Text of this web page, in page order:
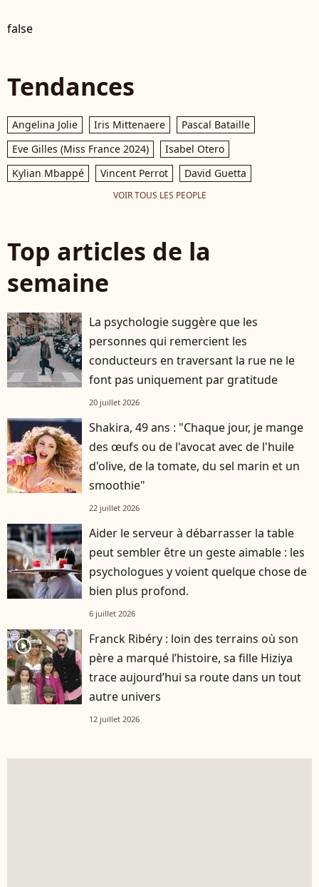
false
Tendances
Angelina Jolie Iris Mittenaere
Pascal Bataille
Eve Gilles (Miss France 2024)
Isabel Otero
Kylian Mbappé
Vincent Perrot David Guetta
VOIR TOUS LES PEOPLE
Top articles de la
semaine
La psychologie suggère que les
personnes qui remercient les
conducteurs en traversant la rue ne le
font pas uniquement par gratitude
20 juillet 2026
Shakira, 49 ans : "Chaque jour, je mange
des œufs ou de l'avocat avec de l'huile
d'olive, de la tomate, du sel marin et un
smoothie"
22 juillet 2026
Aider le serveur à débarrasser la table
peut sembler être un geste aimable : les
psychologues y voient quelque chose de
bien plus profond.
6 juillet 2026
player2
Franck Ribéry : loin des terrains où son
père a marqué l’histoire, sa fille Hiziya
trace aujourd’hui sa route dans un tout
autre univers
12 juillet 2026